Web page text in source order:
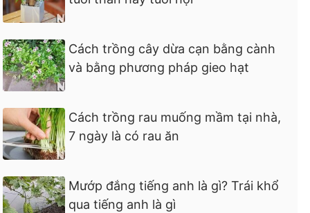
Cách trồng cây dừa cạn bằng cành
và bằng phương pháp gieo hạt
Cách trồng rau muống mầm tại nhà,
7 ngày là có rau ăn
Mướp đắng tiếng anh là gì? Trái khổ
qua tiếng anh là gì